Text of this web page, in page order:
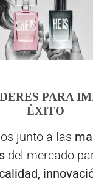
PARA
ÉXITO
junto a las
del mercado
calidad,